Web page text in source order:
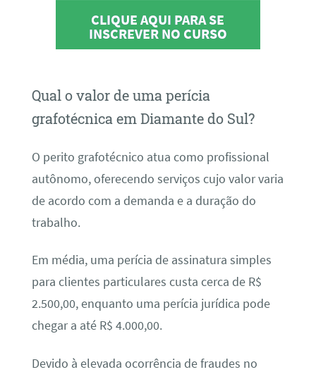
CLIQUE AQUI PARA SE
INSCREVER NO CURSO
Qual o valor de uma perícia
grafotécnica em Diamante do Sul?
O perito grafotécnico atua como profissional
autônomo, oferecendo serviços cujo valor varia
de acordo com a demanda e a duração do
trabalho.
Em média, uma perícia de assinatura simples
para clientes particulares custa cerca de R$
2.500,00, enquanto uma perícia jurídica pode
chegar a até R$ 4.000,00.
Devido à elevada ocorrência de fraudes no